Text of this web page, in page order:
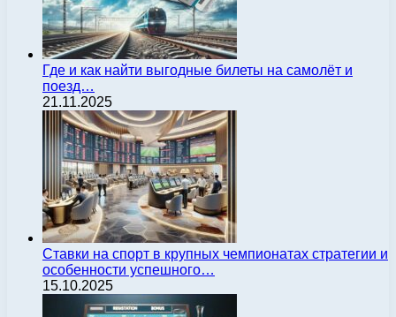
Где и как найти выгодные билеты на самолёт и
поезд…
21.11.2025
Ставки на спорт в крупных чемпионатах стратегии и
особенности успешного…
15.10.2025